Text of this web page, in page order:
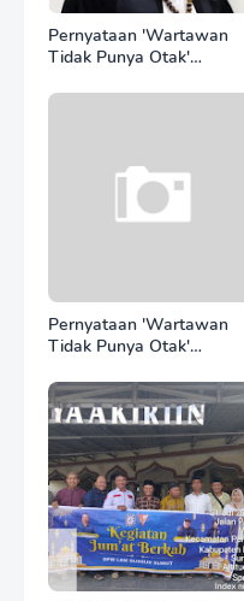
Pernyataan 'Wartawan
Tidak Punya Otak'
Ketum SPASI Jelani
Pernyataan 'Wartawan
Tidak Punya Otak'
Ketum WJMB Irwansyah
Lubis Kecam Keras Sikap
Hotman Paris